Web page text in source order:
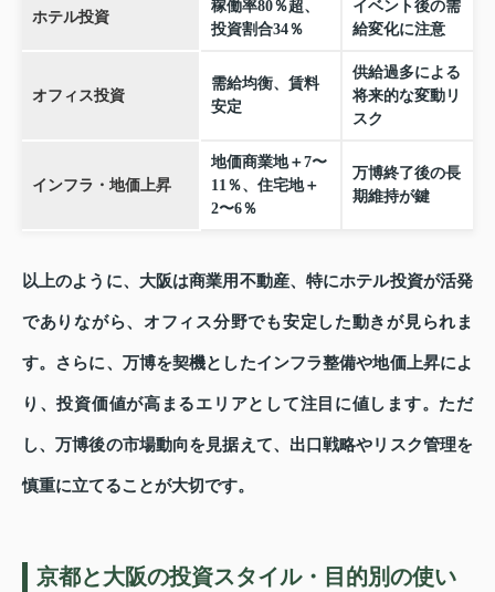
ホテル投資
稼働率80％超、
投資割合34％
イベント後の需
給変化に注意
オフィス投資
需給均衡、賃料
安定
供給過多による
将来的な変動リ
スク
インフラ・地価上昇
地価商業地＋7〜
11％、住宅地＋
2〜6％
万博終了後の長
期維持が鍵
以上のように、大阪は商業用不動産、特にホテル投資が活発
でありながら、オフィス分野でも安定した動きが見られま
す。さらに、万博を契機としたインフラ整備や地価上昇によ
り、投資価値が高まるエリアとして注目に値します。ただ
し、万博後の市場動向を見据えて、出口戦略やリスク管理を
慎重に立てることが大切です。
京都と大阪の投資スタイル・目的別の使い